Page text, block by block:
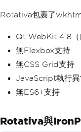
Rotativa包裹了
Qt WebKit 4.8（
無Flexbox支持
無CSS Grid支持
JavaScript執行異
無ES6+支持
Rotativa與